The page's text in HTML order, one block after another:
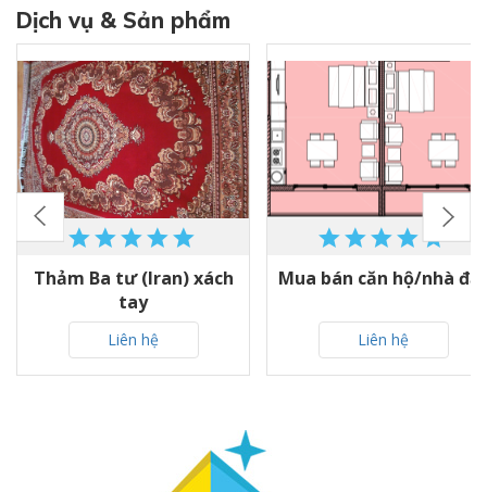
Dịch vụ & Sản phẩm
Thảm Ba tư (Iran) xách
tay
Liên hệ
Mua bán căn hộ/nhà
Liên hệ